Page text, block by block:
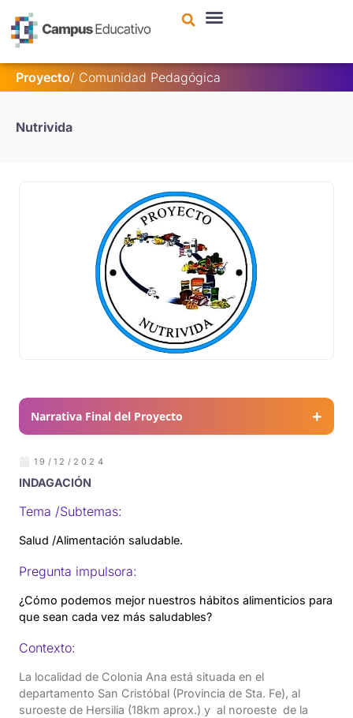
Proyecto/ Comunidad Pedagógica
Nutrivida
Narrativa Final del Proyecto
19/12/2024
INDAGACIÓN
Tema /Subtemas:
Salud /Alimentación saludable.
Pregunta impulsora:
¿Cómo podemos mejor nuestros hábitos alimenticios para
que sean cada vez más saludables?
Contexto:
La localidad de Colonia Ana está situada en el
departamento San Cristóbal (Provincia de Sta. Fe), al
suroeste de Hersilia (18km aprox.) y al noroeste de la